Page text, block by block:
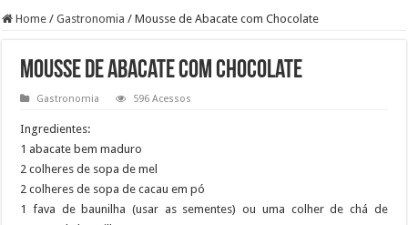
Home / Gastronomia / Mousse de Abacate com Chocolate
Mousse de Abacate com Chocolate
Gastronomia 596 Acessos
Ingredientes:
1 abacate bem maduro
2 colheres de sopa de mel
2 colheres de sopa de cacau em pó
1 fava de baunilha (usar as sementes) ou uma colher de chá de